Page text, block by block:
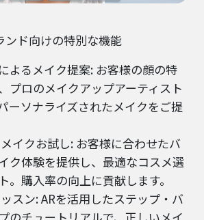
ンド向けの特別な機能
よるメイク提案: お客様の顔の特
プロのメイクアップアーティスト
ーソナライズされたメイクをご提
イクお試し: お客様に合わせたバ
ク体験を提供し、最適なコスメ選
。購入率の向上に貢献します。
スン: ARを活用したステップ・バ